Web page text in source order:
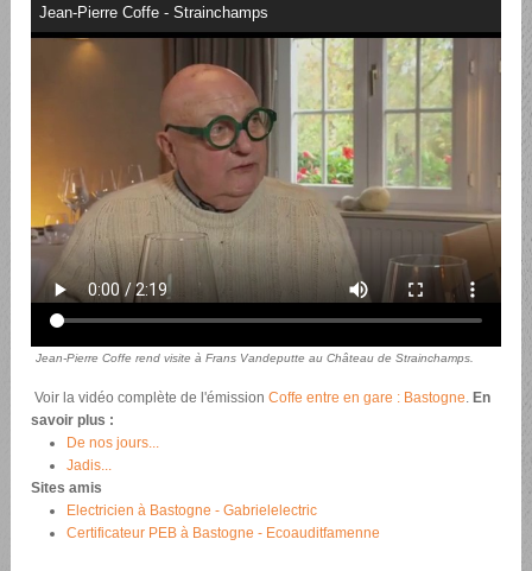
Jean-Pierre Coffe - Strainchamps
Jean-Pierre Coffe rend visite à Frans Vandeputte au Château de Strainchamps.
Voir la vidéo complète de l'émissionCoffe entre en gare : Bastogne .En
savoir plus :
De nos jours...
Jadis...
Sites amis
Electricien à Bastogne - Gabrielelectric
Certificateur PEB à Bastogne - Ecoauditfamenne